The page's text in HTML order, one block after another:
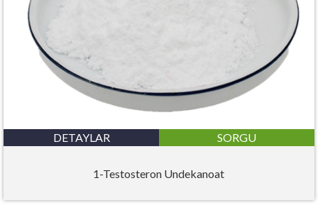
DETAYLAR SORGU
1-Testosteron Undekanoat